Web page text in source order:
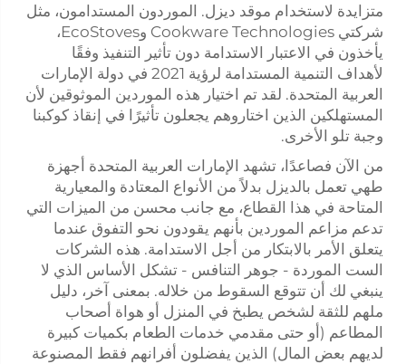
متزايدة لاستخدام موقد ديزل. الموردون المستدامون، مثل
شركتي Cookware Technologies وEcoStoves،
يأخذون في الاعتبار الاستدامة دون تأثير التنفيذ وفقًا
لأهداف التنمية المستدامة لرؤية 2021 في دولة الإمارات
العربية المتحدة. لقد تم اختيار هذه الموردين الموثوقين لأن
المستهلكين الذين اختاروهم يجعلون تأثيرًا في إنقاذ كوكبنا
وجبة تلو الأخرى.
من الآن فصاعدًا، تشهد الإمارات العربية المتحدة أجهزة
طهي تعمل بالديزل بدلاً من الأنواع المعتادة والمعيارية
المتاحة في هذا القطاع، مع جانب محسن من الميزات التي
تدعم مزاعم الموردين بأنهم يقودون نحو التفوق عندما
يتعلق الأمر بالابتكار من أجل الاستدامة. هذه الشركات
الست الموردة - جوهر التنافس - تشكل الأساس الذي لا
ينبغي لك أن تتوقع السقوط من خلاله. بمعنى آخر، دليل
ملهم للثقة لشخص يطبخ في المنزل أو هواة أصحاب
المطاعم (أو حتى مقدمي خدمات الطعام بكميات كبيرة
لديهم بعض المال) الذين يفضلون أفرانهم فقط المصنوعة